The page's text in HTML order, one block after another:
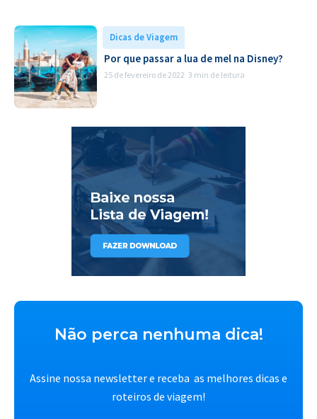
Dicas de Viagem
Por que passar a lua de mel na Disney?
25 de fevereiro de 2022 3 min de leitura
Não perca nenhuma dica!
Assine nossa newsletter e receba as melhores dicas e
roteiros de viagem!